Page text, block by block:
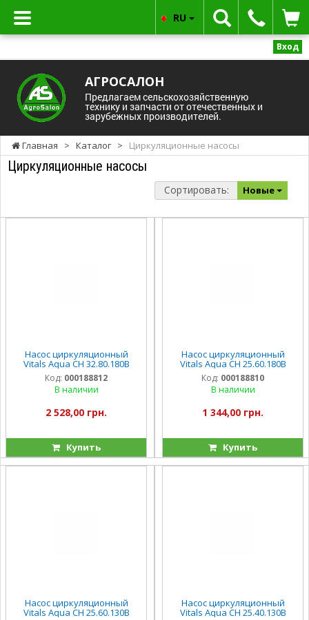
Вход
АГРОСАЛОН
Предлагаем сельскохозяйственную
технику и запчасти от отечественных и
зарубежных производителей.
RU
Главная > Каталог > Циркуляционные насосы
Циркуляционные насосы
Сортировать: Новые
Насос циркуляционный
Vitals Aqua CH 32.80.180B
Код: 000188812
В наличии
2 528,00 грн.
Купить
Насос циркуляционный
Vitals Aqua CH 25.60.180B
Код: 000188810
В наличии
1 344,00 грн.
Купить
Насос циркуляционный
Vitals Aqua CH 25.60.130B
Насос циркуляционный
Vitals Aqua CH 25.40.130B